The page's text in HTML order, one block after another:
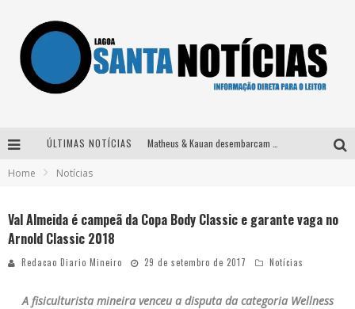
ÚLTIMAS NOTÍCIAS
Home Notícias
Val Almeida é campeã da Copa Body Classic e garante vaga no
Arnold Classic 2018
Redacao Diario Mineiro 29 de setembro de 2017 Notícias
A fisiculturista mineira venceu a disputa da categoria Wellness